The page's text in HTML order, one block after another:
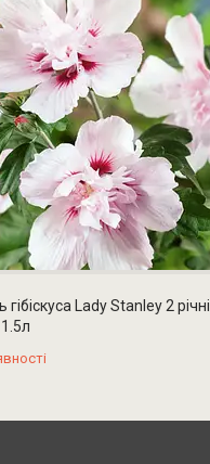
Lady Stanley 2 річні